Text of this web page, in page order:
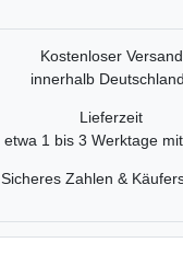
Kostenloser Versand
innerhalb
Lieferzeit
etwa 1 bis 3 Werktage mit
Sicheres Zahlen &